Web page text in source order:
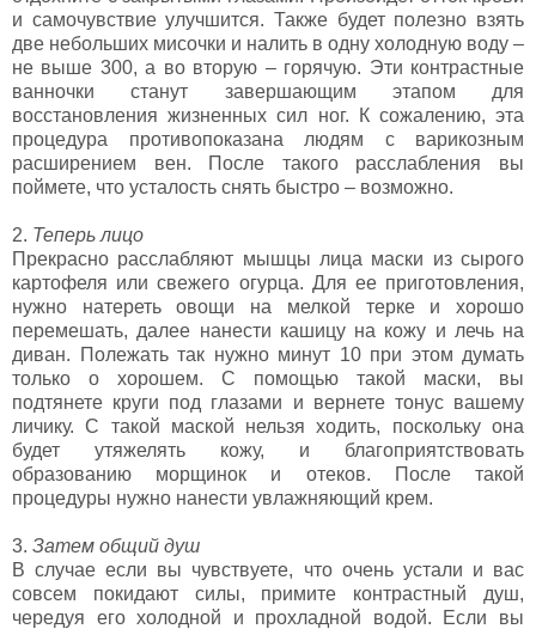
и самочувствие улучшится. Также будет полезно взять
две небольших мисочки и налить в одну холодную воду –
не выше 300, а во вторую – горячую. Эти контрастные
ванночки станут завершающим этапом для
восстановления жизненных сил ног. К сожалению, эта
процедура противопоказана людям с варикозным
расширением вен. После такого расслабления вы
поймете, что усталость снять быстро – возможно.
2. Теперь лицо
Прекрасно расслабляют мышцы лица маски из сырого
картофеля или свежего огурца. Для ее приготовления,
нужно натереть овощи на мелкой терке и хорошо
перемешать, далее нанести кашицу на кожу и лечь на
диван. Полежать так нужно минут 10 при этом думать
только о хорошем. С помощью такой маски, вы
подтянете круги под глазами и вернете тонус вашему
личику. С такой маской нельзя ходить, поскольку она
будет утяжелять кожу, и благоприятствовать
образованию морщинок и отеков. После такой
процедуры нужно нанести увлажняющий крем.
3. Затем общий душ
В случае если вы чувствуете, что очень устали и вас
совсем покидают силы, примите контрастный душ,
чередуя его холодной и прохладной водой. Если вы